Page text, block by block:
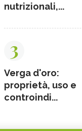
nutrizionali,...
3
Verga d'oro:
proprietà, uso e
controindi...